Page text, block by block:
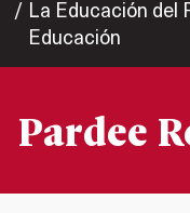
La Educación del
Educación
Pardee